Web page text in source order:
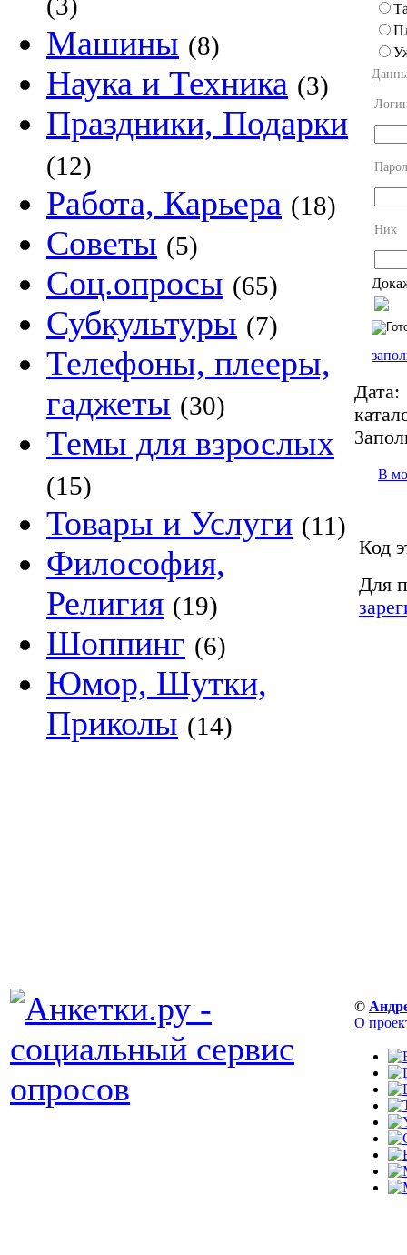
Машины (8)
Наука и Техника (3)
Праздники, Подарки
(12)
Работа, Карьера (18)
Советы (5)
Соц.опросы (65)
Субкультуры (7)
Телефоны, плееры,
гаджеты (30)
Темы для взрослых
(15)
Товары и Услуги (11)
Философия,
Религия (19)
Шоппинг (6)
Юмор, Шутки,
Приколы (14)
Ник
Дата:
В
Код
Для
©
О